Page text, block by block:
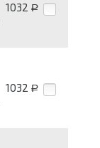
1032 Р
1032 Р